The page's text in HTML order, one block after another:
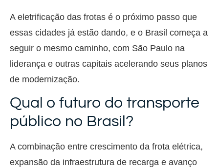
A eletrificação das frotas é o próximo passo que
essas cidades já estão dando, e o Brasil começa a
seguir o mesmo caminho, com São Paulo na
liderança e outras capitais acelerando seus planos
de modernização.
Qual o futuro do transporte
público no Brasil?
A combinação entre crescimento da frota elétrica,
expansão da infraestrutura de recarga e avanço